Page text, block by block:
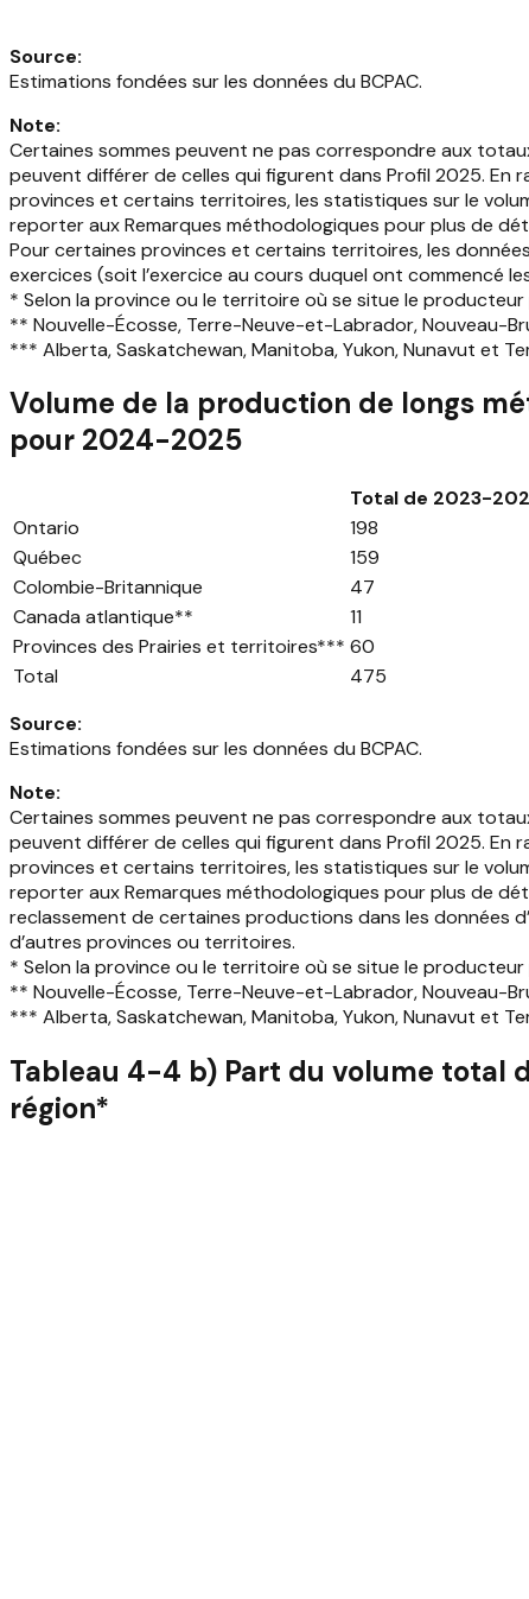
Source:
Estimations fondées sur les données du BCPAC.
Note:
Certaines sommes peuvent ne pas correspondre aux
peuvent différer de celles qui figurent dans Profil 2025.
provinces et certains territoires, les statistiques sur le
reporter aux Remarques méthodologiques pour plus de
Pour certaines provinces et certains territoires, les
exercices (soit l’exercice au cours duquel ont commencé
* Selon la province ou le territoire où se situe le producteur
** Nouvelle-Écosse, Terre-Neuve-et-Labrador, Nouveau-
*** Alberta, Saskatchewan, Manitoba, Yukon, Nunavut et
Volume de la production de longs
pour 2024-2025
Total de 2023-
Ontario
198
Québec
159
Colombie-Britannique
47
Canada atlantique**
11
Provinces des Prairies et territoires*** 60
Total
475
Source:
Estimations fondées sur les données du BCPAC.
Note:
Certaines sommes peuvent ne pas correspondre aux
peuvent différer de celles qui figurent dans Profil 2025.
provinces et certains territoires, les statistiques sur le
reporter aux Remarques méthodologiques pour plus de
reclassement de certaines productions dans les données
d’autres provinces ou territoires.
* Selon la province ou le territoire où se situe le producteur
** Nouvelle-Écosse, Terre-Neuve-et-Labrador, Nouveau-
*** Alberta, Saskatchewan, Manitoba, Yukon, Nunavut et
Tableau 4-4 b) Part du volume total
région*